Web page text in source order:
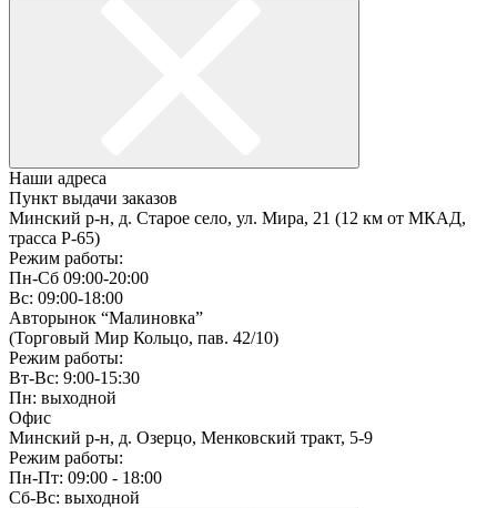
Наши адреса
Пункт выдачи заказов
Минский р-н, д. Старое село, ул. Мира, 21 (12 км от МКАД,
трасса P-65)
Режим работы:
Пн-Сб 09:00-20:00
Вс: 09:00-18:00
Авторынок “Малиновка”
(Торговый Мир Кольцо, пав. 42/10)
Режим работы:
Вт-Вс: 9:00-15:30
Пн: выходной
Офис
Минский р-н, д. Озерцо, Менковский тракт, 5-9
Режим работы:
Пн-Пт: 09:00 - 18:00
Сб-Вс: выходной